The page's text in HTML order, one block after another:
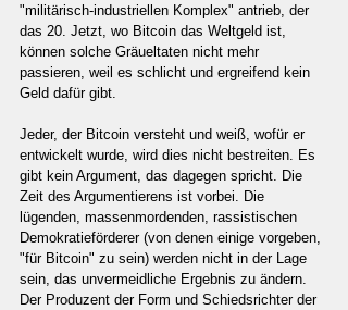
"militärisch-industriellen Komplex" antrieb, der
das 20. Jetzt, wo Bitcoin das Weltgeld ist,
können solche Gräueltaten nicht mehr
passieren, weil es schlicht und ergreifend kein
Geld dafür gibt.
Jeder, der Bitcoin versteht und weiß, wofür er
entwickelt wurde, wird dies nicht bestreiten. Es
gibt kein Argument, das dagegen spricht. Die
Zeit des Argumentierens ist vorbei. Die
lügenden, massenmordenden, rassistischen
Demokratieförderer (von denen einige vorgeben,
"für Bitcoin" zu sein) werden nicht in der Lage
sein, das unvermeidliche Ergebnis zu ändern.
Der Produzent der Form und Schiedsrichter der